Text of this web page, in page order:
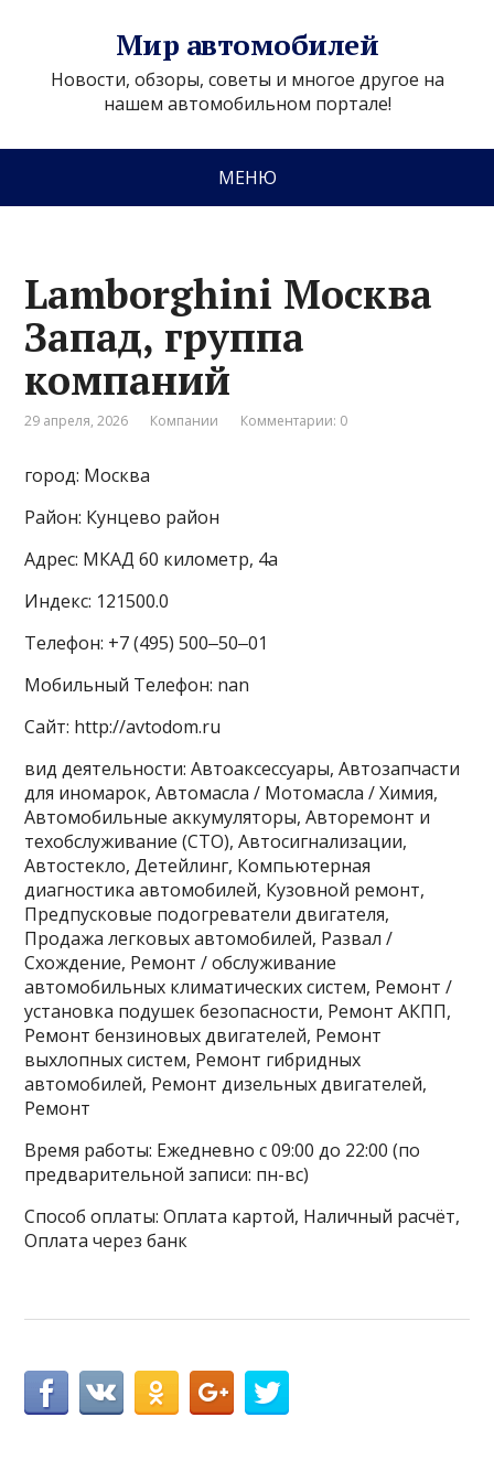
Мир автомобилей
Новости, обзоры, советы и многое другое на
нашем автомобильном портале!
МЕНЮ
Lamborghini Москва
Запад, группа
компаний
29 апреля, 2026 Компании Комментарии: 0
город: Москва
Район: Кунцево район
Адрес: МКАД 60 километр, 4а
Индекс: 121500.0
Телефон: +7 (495) 500‒50‒01
Мобильный Телефон: nan
Сайт: http://avtodom.ru
вид деятельности: Автоаксессуары, Автозапчасти
для иномарок, Автомасла / Мотомасла / Химия,
Автомобильные аккумуляторы, Авторемонт и
техобслуживание (СТО), Автосигнализации,
Автостекло, Детейлинг, Компьютерная
диагностика автомобилей, Кузовной ремонт,
Предпусковые подогреватели двигателя,
Продажа легковых автомобилей, Развал /
Схождение, Ремонт / обслуживание
автомобильных климатических систем, Ремонт /
установка подушек безопасности, Ремонт АКПП,
Ремонт бензиновых двигателей, Ремонт
выхлопных систем, Ремонт гибридных
автомобилей, Ремонт дизельных двигателей,
Ремонт
Время работы: Ежедневно с 09:00 до 22:00 (по
предварительной записи: пн-вс)
Способ оплаты: Оплата картой, Наличный расчёт,
Оплата через банк